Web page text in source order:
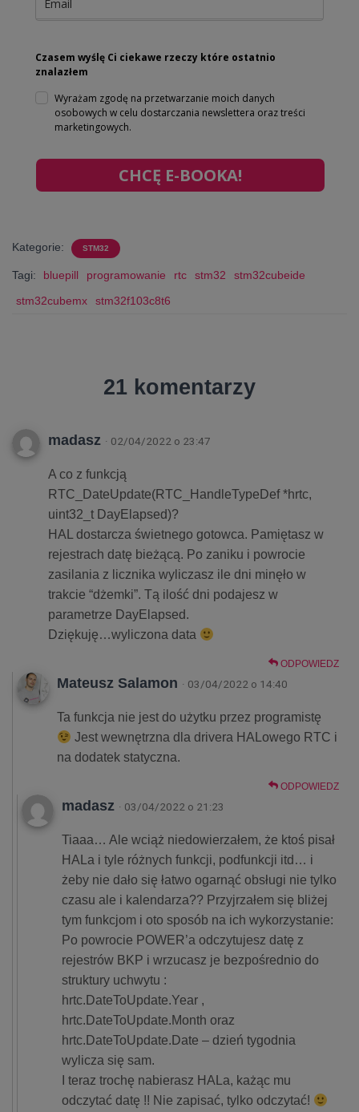
Czasem wyślę Ci ciekawe rzeczy które ostatnio
znalazłem
Wyrażam zgodę na przetwarzanie moich danych
osobowych w celu dostarczania newslettera oraz treści
marketingowych.
CHCĘ E-BOOKA!
Kategorie: STM32
Tagi: bluepill programowanie rtc stm32
stm32cubeide
stm32cubemx
stm32f103c8t6
21 komentarzy
madasz · 02/04/2022 o 23:47
A co z funkcją
RTC_DateUpdate(RTC_HandleTypeDef *hrtc,
uint32_t DayElapsed)?
HAL dostarcza świetnego gotowca. Pamiętasz w
rejestrach datę bieżącą. Po zaniku i powrocie
zasilania z licznika wyliczasz ile dni minęło w
trakcie “dżemki”. Tą ilość dni podajesz w
parametrze DayElapsed.
Dziękuję…wyliczona data
ODPOWIEDZ
Mateusz Salamon · 03/04/2022 o 14:40
Ta funkcja nie jest do użytku przez programistę
Jest wewnętrzna dla drivera HALowego RTC i
na dodatek statyczna.
ODPOWIEDZ
madasz · 03/04/2022 o 21:23
Tiaaa… Ale wciąż niedowierzałem, że ktoś pisał
HALa i tyle różnych funkcji, podfunkcji itd… i
żeby nie dało się łatwo ogarnąć obsługi nie tylko
czasu ale i kalendarza?? Przyjrzałem się bliżej
tym funkcjom i oto sposób na ich wykorzystanie:
Po powrocie POWER’a odczytujesz datę z
rejestrów BKP i wrzucasz je bezpośrednio do
struktury uchwytu :
hrtc.DateToUpdate.Year ,
hrtc.DateToUpdate.Month oraz
hrtc.DateToUpdate.Date – dzień tygodnia
wylicza się sam.
I teraz trochę nabierasz HALa, każąc mu
odczytać datę !! Nie zapisać, tylko odczytać!